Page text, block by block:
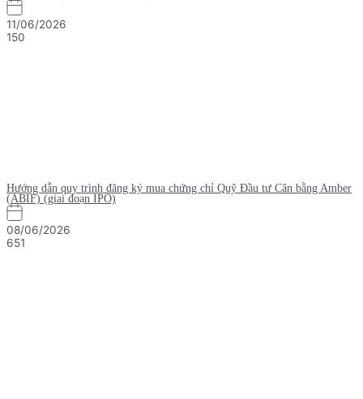
11/06/2026
150
Hướng dẫn quy trình đăng ký mua chứng chỉ Quỹ Đầu tư Cân bằng Amber
(ABIF) (giai đoạn IPO)
08/06/2026
651